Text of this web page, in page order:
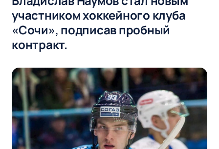
участником хоккейного клуба
«Сочи», подписав пробный
контракт.